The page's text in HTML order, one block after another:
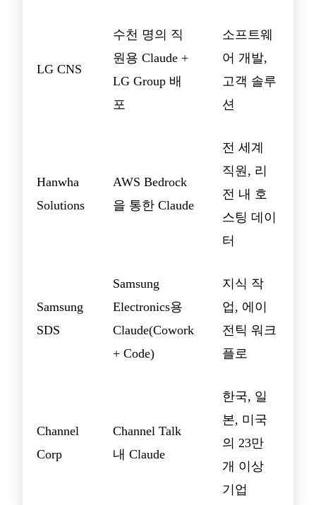
LG CNS
수천 명의 직
원용 Claude +
LG Group 배
포
소프트웨
어 개발,
고객 솔루
션
Hanwha
Solutions
AWS Bedrock
을 통한 Claude
전 세계
직원, 리
전 내 호
스팅 데이
터
Samsung
SDS
Samsung
Electronics용
Claude(Cowork
+ Code)
지식 작
업, 에이
전틱 워크
플로
Channel
Corp
Channel Talk
내 Claude
한국, 일
본, 미국
의 23만
개 이상
기업